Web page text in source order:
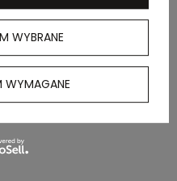
x 0 cm
WYBRANE
WYMAGANE